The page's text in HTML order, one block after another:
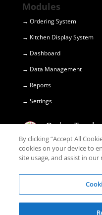
Modules
→ Ordering System
→ Kitchen Display System
→ Dashboard
→ Data Management
→ Reports
→ Settings
45355 Essen

By clicking “Accept All
cookies on your device to
site usage, and assist in